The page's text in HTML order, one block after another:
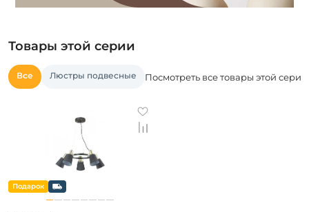
Товары этой серии
Все Люстры подвесные Посмотреть все товары этой серии